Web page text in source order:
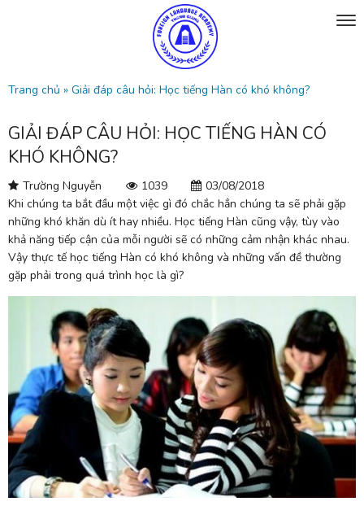
Trang chủ » Giải đáp câu hỏi: Học tiếng Hàn có khó không?
GIẢI ĐÁP CÂU HỎI: HỌC TIẾNG HÀN CÓ
KHÓ KHÔNG?
Trường Nguyễn 1039
03/08/2018
Khi chúng ta bắt đầu một việc gì đó chắc hẳn chúng ta sẽ phải gặp
những khó khăn dù ít hay nhiều. Học tiếng Hàn cũng vậy, tùy vào
khả năng tiếp cận của mỗi người sẽ có những cảm nhận khác nhau.
Vậy thực tế học tiếng Hàn có khó không và những vấn đề thường
gặp phải trong quá trình học là gì?